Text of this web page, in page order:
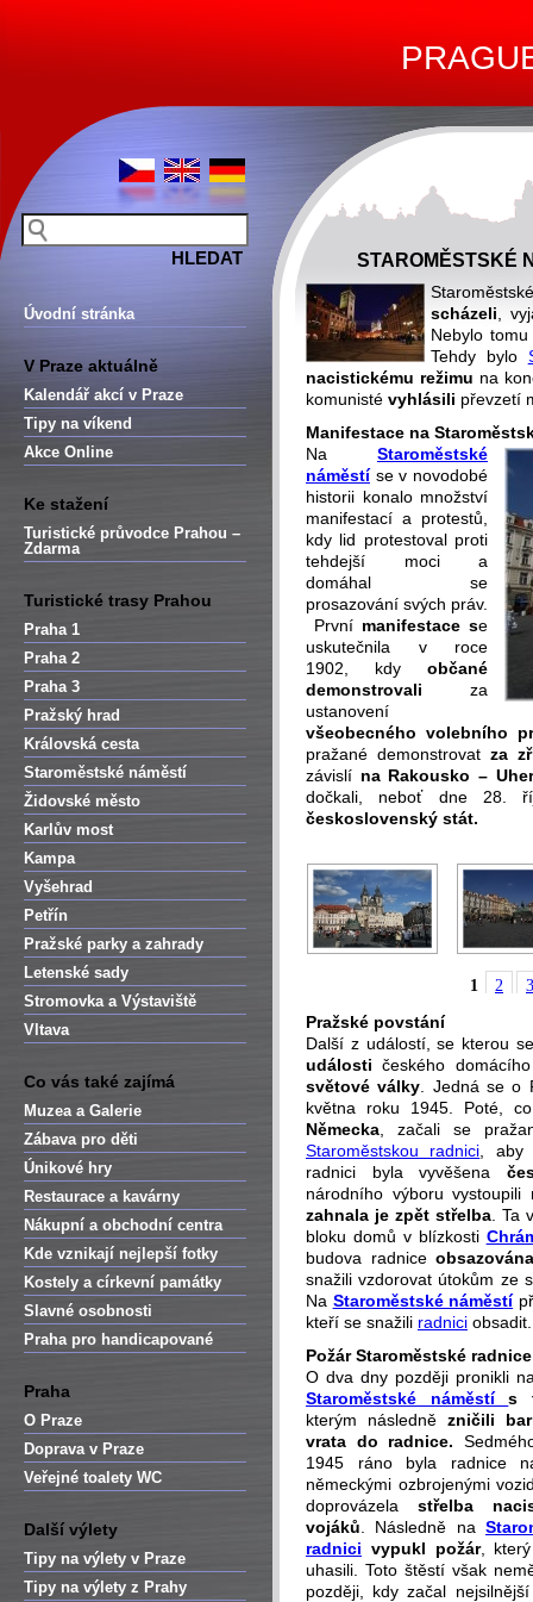
Úvodní stránka
V Praze aktuálně
Kalendář akcí v Praze
Tipy na víkend
Akce Online
Ke stažení
Turistické průvodce Prahou –
Zdarma
Turistické trasy Prahou
Praha 1
Praha 2
Praha 3
Pražský hrad
Královská cesta
Staroměstské náměstí
Židovské město
Karlův most
Kampa
Vyšehrad
Petřín
Pražské parky a zahrady
Letenské sady
Stromovka a Výstaviště
Vltava
Co vás také zajímá
Muzea a Galerie
Zábava pro děti
Únikové hry
Restaurace a kavárny
Nákupní a obchodní centra
Kde vznikají nejlepší fotky
Kostely a církevní památky
Slavné osobnosti
Praha pro handicapované
Praha
O Praze
Doprava v Praze
Veřejné toalety WC
Další výlety
Tipy na výlety v Praze
Tipy na výlety z Prahy
STAROMĚSTSKÉ
scházeli ,
Nebylo
Tehdy bylo
nacistickému režimu na
komunisté vyhlásili převzetí
Manifestace na
Na Staroměstské
náměstíse v novodobé
historii konalo množství
manifestací a protestů,
kdy lid protestoval proti
tehdejší moci a
domáhal se
prosazování svých práv.
První manifestace se
uskutečnila v roce
1902, kdy občané
demonstrovali za
ustanovení
všeobecného volebního
pražané demonstrovat za
závislí na Rakousko –
dočkali, neboť dne 28.
československý stát.
1 2
3
Pražské povstání
Další z událostí, se kterou
události českého
světové války . Jedná se o
května roku 1945. Poté,
Německa , začali se
Staroměstskou radnici ,
radnici byla vyvěšena
národního výboru
zahnala je zpět střelba .
bloku domů v blízkosti
budova radnice
snažili vzdorovat útokům ze
Na Staroměstské náměstí
kteří se snažili radnici obsadit.
Požár Staroměstské radnice
O dva dny později pronikli
Staroměstské náměstís
kterým následně zničili
vrata do radnice.
1945 ráno byla radnice
německými ozbrojenými
doprovázela střelba
vojáků . Následně na
radnici vypukl požár,
uhasili. Toto štěstí však
později, kdy začal